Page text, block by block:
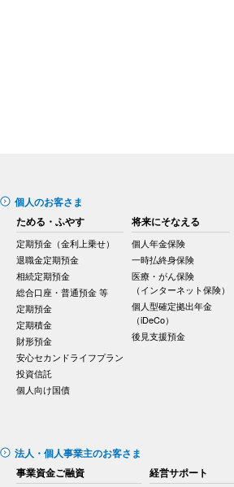
個人のお客さま
ためる・ふやす
定期預金（金利上乗せ）
退職金定期預金
相続定期預金
総合口座・普通預金 等
定期預金
定期積金
財形預金
安心セカンドライフプラン
投資信託
個人向け国債
将来にそなえる
個人年金保険
一時払終身保険
医療・がん保険
（インターネット保険）
個人型確定拠出年金
（iDeCo）
後見支援預金
法人・個人事業主のお客さま
事業資金ご融資
経営サポート